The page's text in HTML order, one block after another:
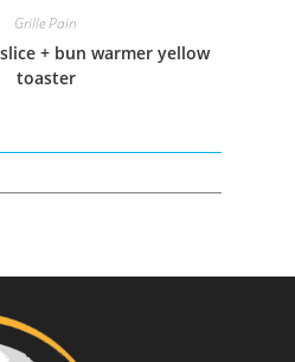
Grille Pain
slice + bun warmer yellow
toaster